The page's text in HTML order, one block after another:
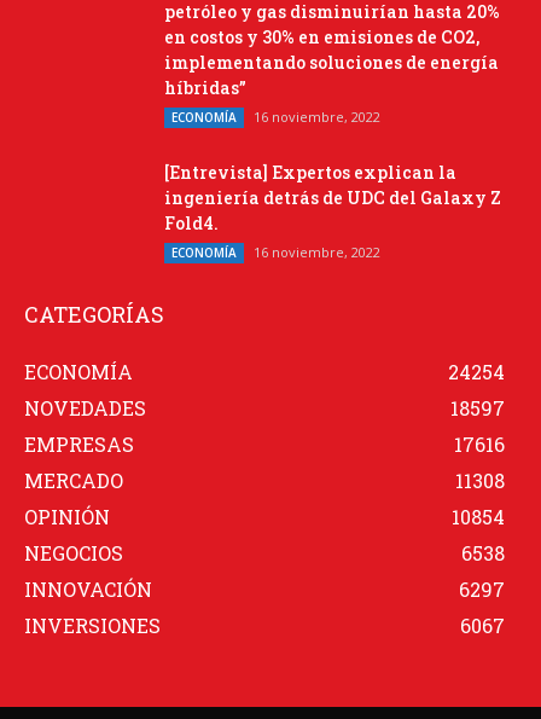
petróleo y gas disminuirían hasta 20%
en costos y 30% en emisiones de CO2,
implementando soluciones de energía
híbridas”
ECONOMÍA 16 noviembre, 2022
[Entrevista] Expertos explican la
ingeniería detrás de UDC del Galaxy Z
Fold4.
ECONOMÍA 16 noviembre, 2022
CATEGORÍAS
ECONOMÍA
24254
NOVEDADES
18597
EMPRESAS
17616
MERCADO
11308
OPINIÓN
10854
NEGOCIOS
6538
INNOVACIÓN
6297
INVERSIONES
6067